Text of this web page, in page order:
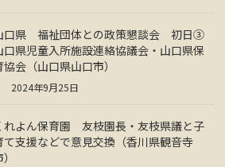
口県 福祉団体との政策懇談会 初日③
口県児童入所施設連絡協議会・山口県保
協会（山口県山口市）
2024年9月25日
れよん保育園 友枝園長・友枝県議と子
て支援などで意見交換（香川県観音寺